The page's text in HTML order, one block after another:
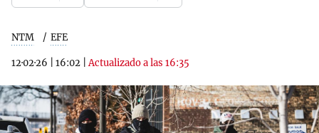
NTM EFE
12·02·26 16:02 |Actualizado a las 16:35